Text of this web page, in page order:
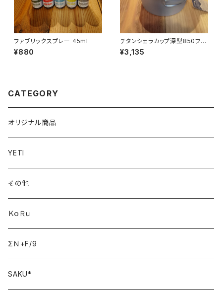
ファブリックスプレー 45ml
¥880
チタンシェラカップ深型850フォ
ールドハンドル(メモリ付)
¥3,135
CATEGORY
オリジナル商品
YETI
その他
ＫｏＲｕ
ΣＮ+F/9
SAKU*